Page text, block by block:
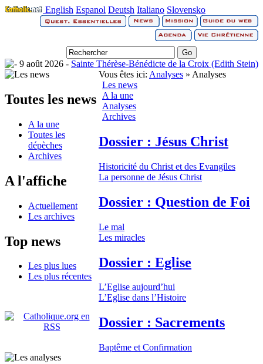
English Espanol Deutsh Italiano Slovensko
9 août 2026 - Sainte Thérèse-Bénédicte de la Croix (Edith Stein)
Toutes les news
A la une
Toutes les
dépèches
Archives
A l'affiche
Actuellement
Les archives
Top news
Les plus lues
Les plus récentes
Vous êtes ici: Analyses » Analyses
Les news
A la une
Analyses
Archives
Dossier : Jésus Christ
Historicité du Christ et des Evangiles
La personne de Jésus Christ
Dossier : Question de Foi
Le mal
Les miracles
Dossier : Eglise
L’Eglise aujourd’hui
L’Eglise dans l’Histoire
Dossier : Sacrements
Baptême et Confirmation